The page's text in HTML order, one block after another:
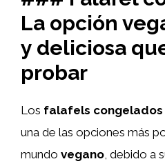
La opción
y deliciosa
probar
Los falafels congelados
una de las opciones más
mundo vegano , debido a